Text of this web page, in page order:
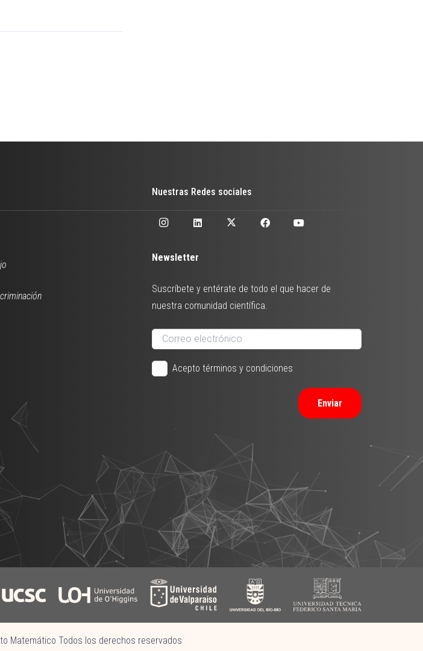
Nuestras Redes sociales
Newsletter
Suscríbete y entérate de todo el que hacer de
nuestra comunidad científica.
Acepto términos y condiciones
Enviar
Matemático Todos los derechos reservados